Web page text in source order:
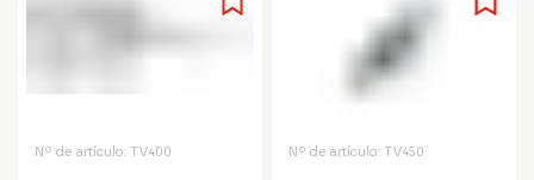
Nº de artículo: TV400 Nº de artículo: TV450